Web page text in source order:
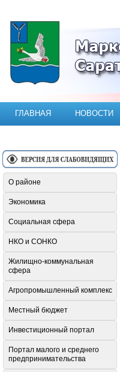
Официальный
ГЛАВНАЯ НОВОСТИ
О районе
Экономика
Социальная сфера
НКО и СОНКО
Жилищно-коммунальная
сфера
Агропромышленный комплекс
Местный бюджет
Инвестиционный портал
Портал малого и среднего
предпринимательства